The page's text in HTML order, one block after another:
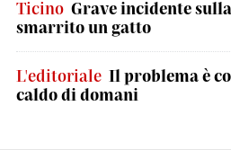
Ticino Grave incidente
smarrito un gatto
L'editoriale Il problema è
caldo di domani